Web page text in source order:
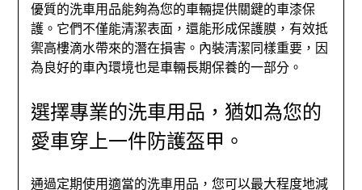
優質的洗車用品能夠為您的車輛提供關鍵的車漆保
護。它們不僅能清潔表面，還能形成保護膜，有效抵
禦高樓滴水帶來的潛在損害。內裝清潔同樣重要，因
為良好的車內環境也是車輛長期保養的一部分。
選擇專業的洗車用品，猶如為您的
愛車穿上一件防護盔甲。
通過定期使用適當的洗車用品，您可以最大程度地減